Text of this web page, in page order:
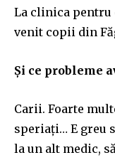
La clinica pentru
venit copii din
Și ce probleme
Carii. Foarte
speriați… E greu
la un alt medic,